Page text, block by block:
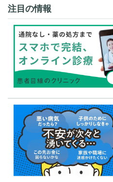
注目の情報